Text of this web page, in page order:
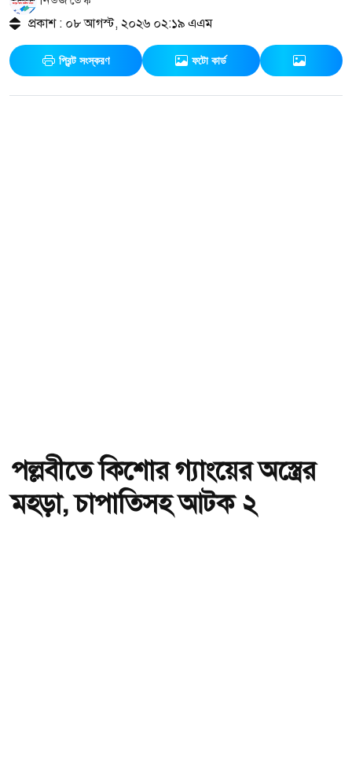
প্রকাশ : ০৮ আগস্ট, ২০২৬ ০২:১৯ এএম
প্রিন্ট সংস্করণ ফটো কার্ড
পল্লবীতে কিশোর গ্যাংয়ের অস্ত্রের
মহড়া, চাপাতিসহ আটক ২